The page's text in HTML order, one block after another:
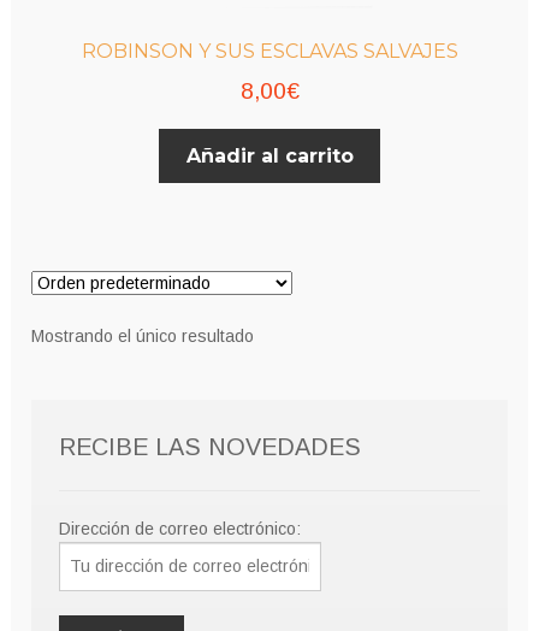
ROBINSON Y SUS ESCLAVAS SALVAJES
8,00€
Añadir al carrito
Mostrando el único resultado
RECIBE LAS NOVEDADES
Dirección de correo electrónico: